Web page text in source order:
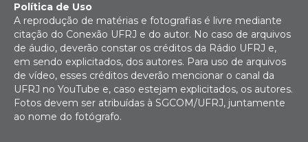
Política de Uso
A reprodução de matérias e fotografias é livre mediante
citação do Conexão UFRJ e do autor. No caso de arquivos
de áudio, deverão constar os créditos da Rádio UFRJ e,
em sendo explicitados, dos autores. Para uso de arquivos
de vídeo, esses créditos deverão mencionar o canal da
UFRJ no YouTube e, caso estejam explicitados, os autores.
Fotos devem ser atribuídas à SGCOM/UFRJ, juntamente
ao nome do fotógrafo.